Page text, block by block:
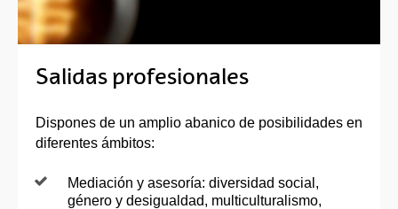
Salidas profesionales
Dispones de un amplio abanico de posibilidades en
diferentes ámbitos:
Mediación y asesoría: diversidad social,
género y desigualdad, multiculturalismo,